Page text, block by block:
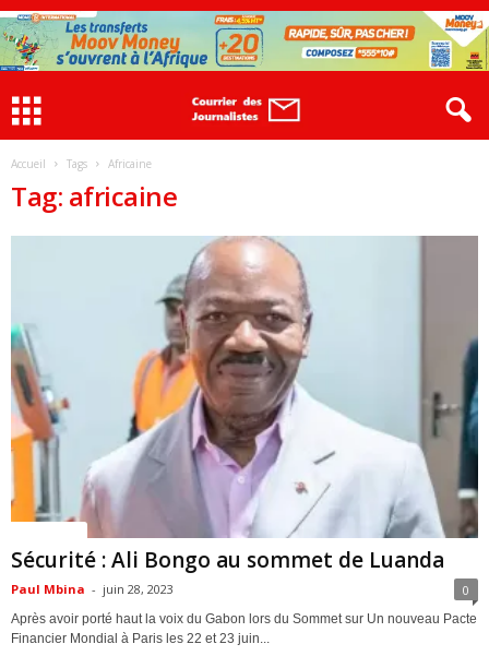
Accueil Tags Africaine
Tag: africaine
Sécurité : Ali Bongo au sommet de Luanda
Paul Mbina - juin 28, 2023 0
Après avoir porté haut la voix du Gabon lors du Sommet sur Un nouveau Pacte
Financier Mondial à Paris les 22 et 23 juin...